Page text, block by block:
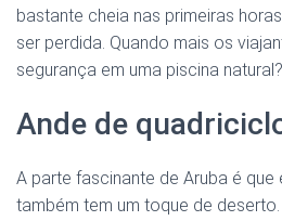
bastante cheia nas primeiras
ser perdida. Quando mais os
segurança em uma piscina natural?
Ande de
A parte fascinante de Aruba é que
também tem um toque de